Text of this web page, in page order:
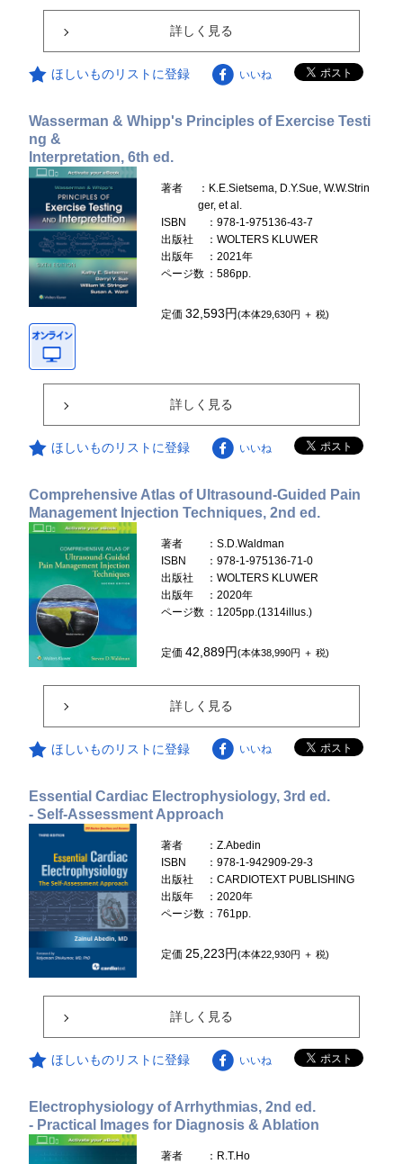
詳しく見る
ほしいものリストに登録 いいね
Wasserman & Whipp's Principles of Exercise Testi
ng &
Interpretation, 6th ed.
著者
：K.E.Sietsema, D.Y.Sue, W.W.Strin
ger, et al.
ISBN
：978-1-975136-43-7
出版社
：WOLTERS KLUWER
出版年
：2021年
ページ数 ：586pp.
定価32,593円(本体29,630円 ＋ 税)
詳しく見る
ほしいものリストに登録 いいね
Comprehensive Atlas of Ultrasound-Guided Pain
Management Injection Techniques, 2nd ed.
著者
：S.D.Waldman
ISBN
：978-1-975136-71-0
出版社
：WOLTERS KLUWER
出版年
：2020年
ページ数 ：1205pp.(1314illus.)
定価42,889円(本体38,990円 ＋ 税)
詳しく見る
ほしいものリストに登録 いいね
Essential Cardiac Electrophysiology, 3rd ed.
- Self-Assessment Approach
著者
：Z.Abedin
ISBN
：978-1-942909-29-3
出版社
：CARDIOTEXT PUBLISHING
出版年
：2020年
ページ数 ：761pp.
定価 25,223円(本体22,930円 ＋ 税)
詳しく見る
ほしいものリストに登録 いいね
Electrophysiology of Arrhythmias, 2nd ed.
- Practical Images for Diagnosis & Ablation
著者
：R.T.Ho